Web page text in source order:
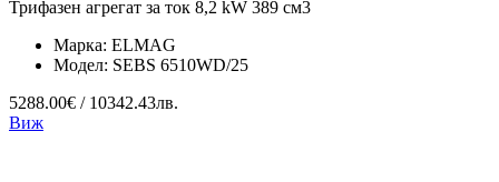
Трифазен агрегат за ток 8,2 kW 389 см3
Марка: ELMAG
Модел: SEBS 6510WD/25
5288.00€ / 10342.43лв.
Виж